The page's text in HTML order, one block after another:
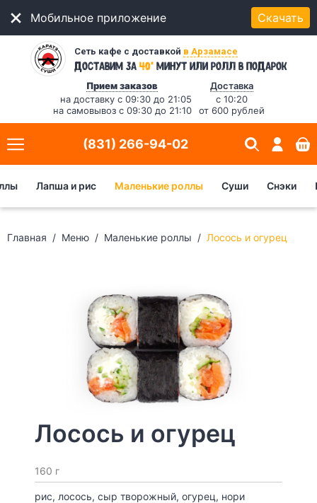
Мобильное приложение Скачать
Сеть кафе с доставкой в Арзамасе
Доставим за40*минутили ролл в подарок
Прием заказов
на доставку с 09:30 до 21:05
на самовывоз с 09:30 до 21:10
Доставка
с 10:20
от 600 рублей
(831) 266-94-02
Лапша и рис Маленькие роллы Суши Снэки
Главная Меню Маленькие роллы Лосось и огурец
Лосось и огурец
160 г
рис, лосось, сыр творожный, огурец, нори